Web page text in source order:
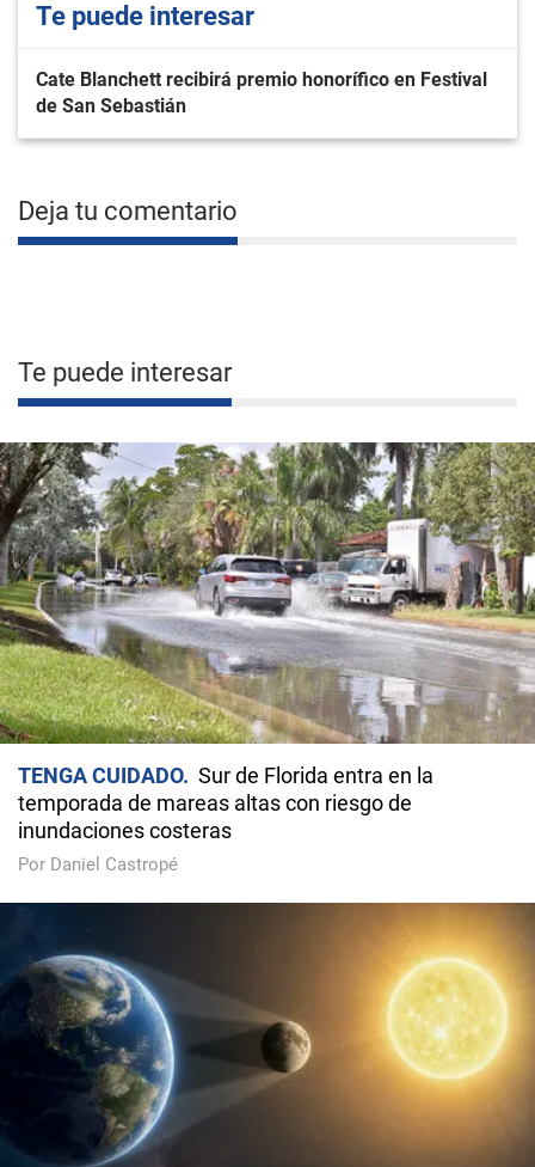
Te puede interesar
Cate Blanchett recibirá premio honorífico en Festival
de San Sebastián
Deja tu comentario
Te puede interesar
TENGA CUIDADO
Sur de Florida entra en la
temporada de mareas altas con riesgo de
inundaciones costeras
Por Daniel Castropé